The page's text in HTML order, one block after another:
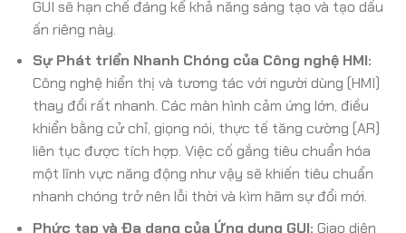
GUI sẽ hạn chế đáng kể khả năng sáng tạo và tạo dấu
ấn riêng này.
Sự Phát triển Nhanh Chóng của Công nghệ HMI:
Công nghệ hiển thị và tương tác với người dùng (HMI)
thay đổi rất nhanh. Các màn hình cảm ứng lớn, điều
khiển bằng cử chỉ, giọng nói, thực tế tăng cường (AR)
liên tục được tích hợp. Việc cố gắng tiêu chuẩn hóa
một lĩnh vực năng động như vậy sẽ khiến tiêu chuẩn
nhanh chóng trở nên lỗi thời và kìm hãm sự đổi mới.
Phức tạp và Đa dạng của Ứng dụng GUI: Giao diện